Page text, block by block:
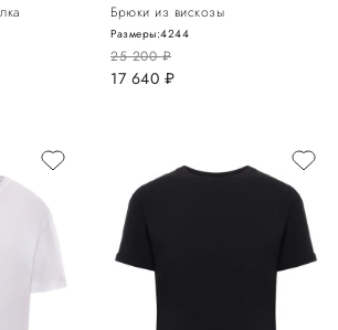
Брюки из вискозы
25 200руб.
17 640 руб.
Размеры:4244